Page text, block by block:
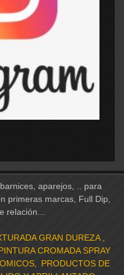
aparejos, .. para
primeras marcas, Full Dip,
relación...
GRAN DUREZA
CROMADA SPRAY
PRODUCTOS DE